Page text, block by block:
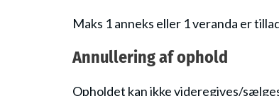
Maks 1 anneks eller 1 veranda er
Annullering af ophold
Opholdet kan ikke videregives/